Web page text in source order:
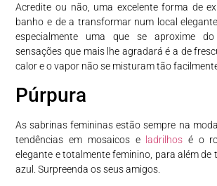
Acredite ou não, uma excelente forma de
banho e de a transformar num local
especialmente uma que se aproxime
sensações que mais lhe agradará é a de
calor e o vapor não se misturam tão
Púrpura
As sabrinas femininas estão sempre na
tendências em mosaicos e
ladrilhos é o
elegante e totalmente feminino, para além de
azul. Surpreenda os seus amigos.